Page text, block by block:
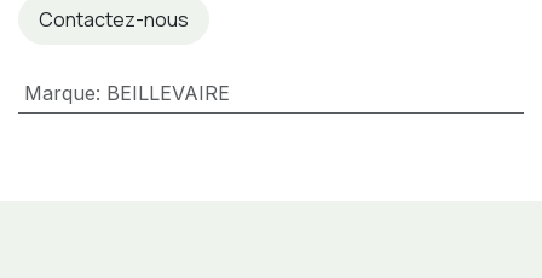
Contactez-nous
Marque: BEILLEVAIRE